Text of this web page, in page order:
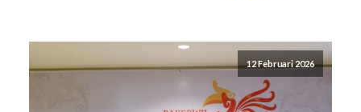
12 Februari 2026